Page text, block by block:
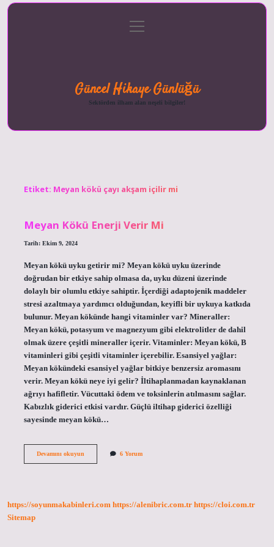
menüyü
aç
Güncel Hikaye Günlüğü
Sektörden ilham alan neşeli bilgiler!
Etiket: Meyan kökü çayı akşam içilir mi
Meyan Kökü Enerji Verir Mi
Tarih: Ekim 9, 2024
Meyan kökü uyku getirir mi? Meyan kökü uyku üzerinde
doğrudan bir etkiye sahip olmasa da, uyku düzeni üzerinde
dolaylı bir olumlu etkiye sahiptir. İçerdiği adaptojenik maddeler
stresi azaltmaya yardımcı olduğundan, keyifli bir uykuya katkıda
bulunur. Meyan kökünde hangi vitaminler var? Mineraller:
Meyan kökü, potasyum ve magnezyum gibi elektrolitler de dahil
olmak üzere çeşitli mineraller içerir. Vitaminler: Meyan kökü, B
vitaminleri gibi çeşitli vitaminler içerebilir. Esansiyel yağlar:
Meyan kökündeki esansiyel yağlar bitkiye benzersiz aromasını
verir. Meyan kökü neye iyi gelir? İltihaplanmadan kaynaklanan
ağrıyı hafifletir. Vücuttaki ödem ve toksinlerin atılmasını sağlar.
Kabızlık giderici etkisi vardır. Güçlü iltihap giderici özelliği
sayesinde meyan kökü…
Devamını okuyunMeyan
6 Yorum
https://soyunmakabinleri.com https://alenibric.com.tr https://cloi.com.tr
Sitemap